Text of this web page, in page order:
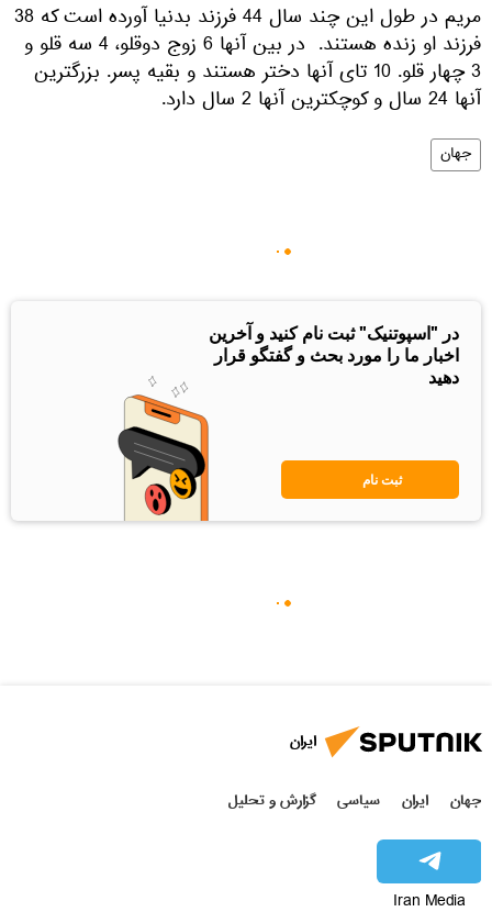
مریم در طول این چند سال 44 فرزند بدنیا آورده است که 38
فرزند او زنده هستند. در بین آنها 6 زوج دوقلو، 4 سه قلو و
3 چهار قلو. 10 تای آنها دختر هستند و بقیه پسر. بزرگترین
آنها 24 سال و کوچکترین آنها 2 سال دارد.
جهان
در "اسپوتنیک" ثبت نام کنید و آخرین
اخبار ما را مورد بحث و گفتگو قرار
دهید
ثبت نام
ایران
جهان ایران سیاسی گزارش و تحلیل
Iran Media